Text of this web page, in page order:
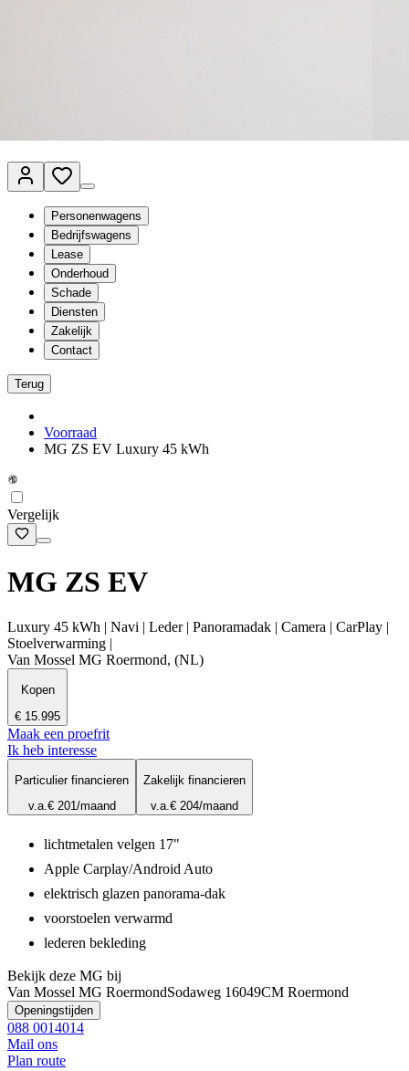
Personenwagens
Bedrijfswagens
Lease
Onderhoud
Schade
Diensten
Zakelijk
Contact
Terug
Voorraad
MG ZS EV Luxury 45 kWh
Vergelijk
MG ZS EV
Luxury 45 kWh | Navi | Leder | Panoramadak | Camera | CarPlay |
Stoelverwarming |
Van Mossel MG Roermond, (NL)
Kopen
€ 15.995
Maak een proefrit
Ik heb interesse
Particulier financieren
v.a.€ 201/maand
Zakelijk financieren
v.a.€ 204/maand
lichtmetalen velgen 17"
Apple Carplay/Android Auto
elektrisch glazen panorama-dak
voorstoelen verwarmd
lederen bekleding
Bekijk deze MG bij
Van Mossel MG RoermondSodaweg 16049CM Roermond
Openingstijden
088 0014014
Mail ons
Plan route